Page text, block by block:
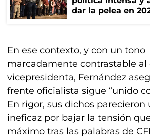
dar la pelea en
En ese contexto, y con un tono
marcadamente contrastable al
vicepresidenta, Fernández
frente oficialista sigue “unido
En rigor, sus dichos
ineficaz por bajar la tensión
máximo tras las palabras de